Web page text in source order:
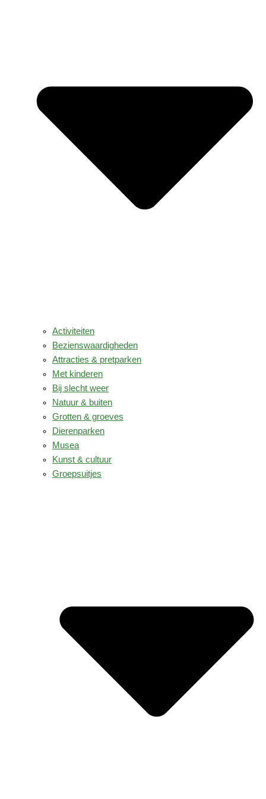
Activiteiten
Bezienswaardigheden
Attracties & pretparken
Met kinderen
Bij slecht weer
Natuur & buiten
Grotten & groeves
Dierenparken
Musea
Kunst & cultuur
Groepsuitjes